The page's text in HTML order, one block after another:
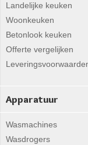
Landelijke keuken
Woonkeuken
Betonlook keuken
Offerte vergelijken
Apparatuur
Wasmachines
Wasdrogers